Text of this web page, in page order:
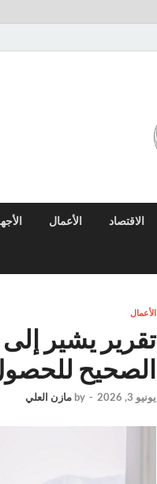
الاقتصاد الأعمال
الأعمال
تقرير يشير إلى
الصحيح
يونيو 3, 2026 -
by مازن العلي